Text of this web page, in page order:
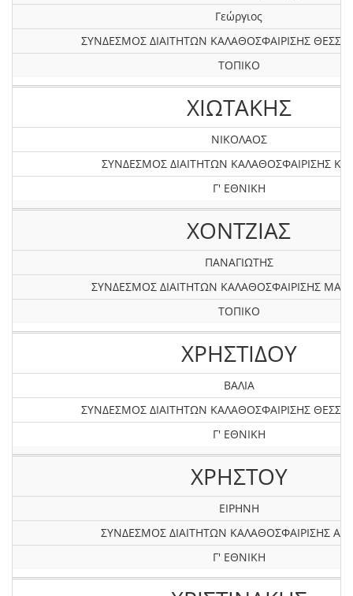
Γεώργιος
ΣΥΝΔΕΣΜΟΣ ΔΙΑΙΤΗΤΩΝ ΚΑΛΑΘΟΣΦΑΙΡΙΣΗΣ
ΤΟΠΙΚΟ
ΧΙΩΤΑΚΗΣ
ΝΙΚΟΛΑΟΣ
ΣΥΝΔΕΣΜΟΣ ΔΙΑΙΤΗΤΩΝ ΚΑΛΑΘΟΣΦΑΙΡΙΣΗΣ
Γ' ΕΘΝΙΚΗ
ΧΟΝΤΖΙΑΣ
ΠΑΝΑΓΙΩΤΗΣ
ΣΥΝΔΕΣΜΟΣ ΔΙΑΙΤΗΤΩΝ ΚΑΛΑΘΟΣΦΑΙΡΙΣΗΣ
ΤΟΠΙΚΟ
ΧΡΗΣΤΙΔΟΥ
ΒΑΛΙΑ
ΣΥΝΔΕΣΜΟΣ ΔΙΑΙΤΗΤΩΝ ΚΑΛΑΘΟΣΦΑΙΡΙΣΗΣ
Γ' ΕΘΝΙΚΗ
ΧΡΗΣΤΟΥ
ΕΙΡΗΝΗ
ΣΥΝΔΕΣΜΟΣ ΔΙΑΙΤΗΤΩΝ ΚΑΛΑΘΟΣΦΑΙΡΙΣΗΣ
Γ' ΕΘΝΙΚΗ